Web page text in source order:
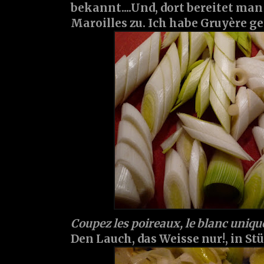
bekannt....Und, dort bereitet
Maroilles zu. Ich habe Gruyère
Coupez les poireaux, le blanc
Den Lauch, das Weisse nur!, in